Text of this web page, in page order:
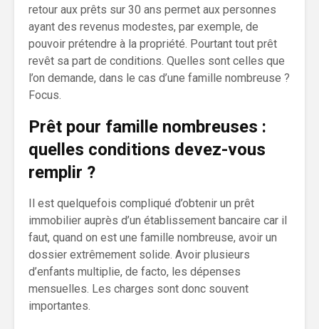
retour aux prêts sur 30 ans permet aux personnes
ayant des revenus modestes, par exemple, de
pouvoir prétendre à la propriété. Pourtant tout prêt
revêt sa part de conditions. Quelles sont celles que
l’on demande, dans le cas d’une famille nombreuse ?
Focus.
Prêt pour famille nombreuses :
quelles conditions devez-vous
remplir ?
Il est quelquefois compliqué d’obtenir un prêt
immobilier auprès d’un établissement bancaire car il
faut, quand on est une famille nombreuse, avoir un
dossier extrêmement solide. Avoir plusieurs
d’enfants multiplie, de facto, les dépenses
mensuelles. Les charges sont donc souvent
importantes.